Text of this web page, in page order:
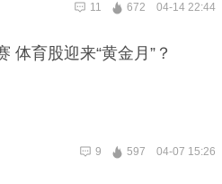
、财政收入全是全国第一，上缴
、“苏锡无常”这些玩笑梗可以概
11 672 04-14 22:44
体育股迎来“黄金月”？
9 597 04-07 15:26